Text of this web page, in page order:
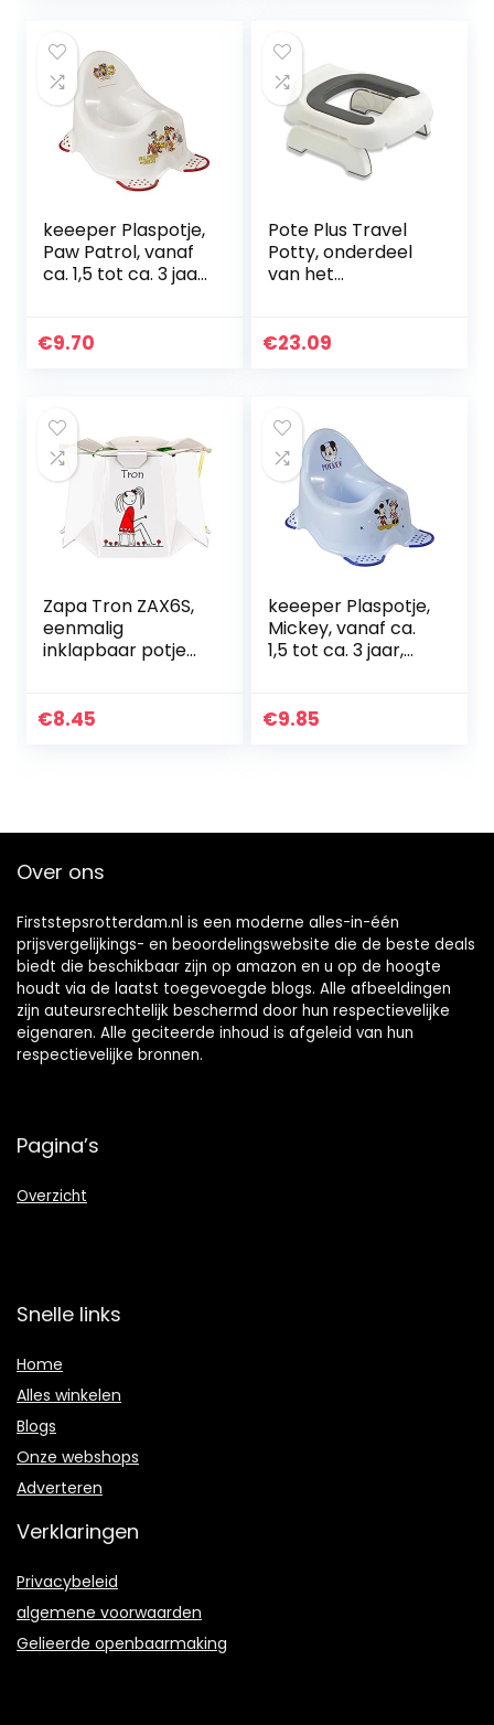
keeeper Plaspotje,
Paw Patrol, vanaf
ca. 1,5 tot ca. 3 jaar,
€9.70
Pote Plus Travel
Potty, onderdeel
van het
zachte PU-
€23.09
Zapa Tron ZAX6S,
eenmalig
inklapbaar potje
€8.45
keeeper Plaspotje,
Mickey, vanaf ca.
1,5 tot ca. 3 jaar,
€9.85
Over ons
Firststepsrotterdam.nl is een moderne alles-in-één
prijsvergelijkings- en beoordelingswebsite die de beste deals
biedt die beschikbaar zijn op amazon en u op de hoogte
houdt via de laatst toegevoegde blogs. Alle afbeeldingen
zijn auteursrechtelijk beschermd door hun respectievelijke
eigenaren. Alle geciteerde inhoud is afgeleid van hun
respectievelijke bronnen.
Pagina’s
Overzicht
Snelle links
Home
Alles winkelen
Blogs
Onze webshops
Adverteren
Verklaringen
Privacybeleid
algemene voorwaarden
Gelieerde openbaarmaking